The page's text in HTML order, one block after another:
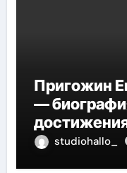
Пригожин
—
детства до
studiohallo_